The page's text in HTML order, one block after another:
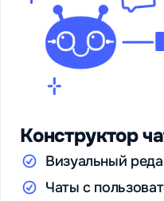
Конструктор
Визуальный
Чаты с